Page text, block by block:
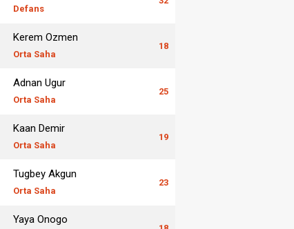
Defans
Kerem Ozmen
Orta Saha
18
Adnan Ugur
Orta Saha
25
Kaan Demir
Orta Saha
19
Tugbey Akgun
Orta Saha
23
Yaya Onogo